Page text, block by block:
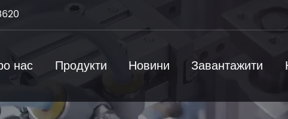
нас Продукти Новини Завантажити